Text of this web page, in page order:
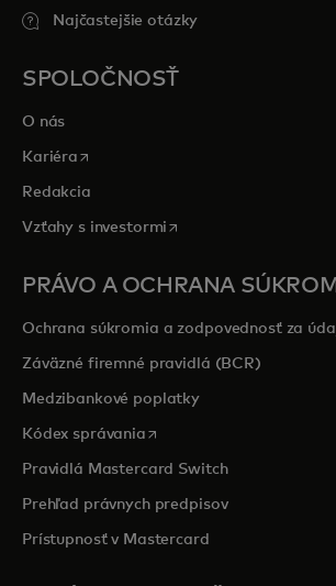
Najčastejšie otázky
SPOLOČNOSŤ
O nás
Kariéra opens in a new tab
Redakcia
Vzťahy s investormi opens in a new tab
PRÁVO A OCHRANA
Ochrana súkromia a zodpovednosť za
Záväzné firemné pravidlá (BCR)
Medzibankové poplatky
Kódex správaniaopens in a new tab
Pravidlá Mastercard Switch
Prehľad právnych predpisov
Prístupnosť v Mastercard